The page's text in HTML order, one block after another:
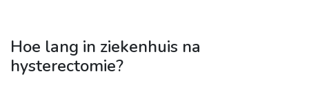
Hoe lang in ziekenhuis na
hysterectomie?